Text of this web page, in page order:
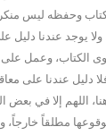
وحفظه ليس
يوجد عندنا دليل
الكتاب، وعمل
دليل عندنا على
اللهم إلا في بعض
مطلقاً خارجاً،